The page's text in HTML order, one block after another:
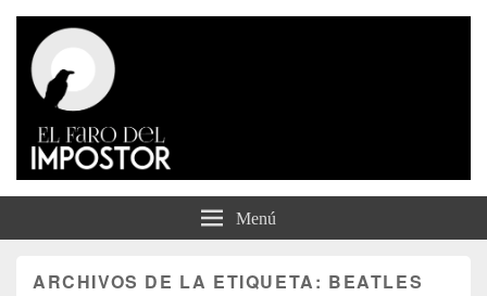
El Faro del Impostor
Menú
ARCHIVOS DE LA ETIQUETA: BEATLES